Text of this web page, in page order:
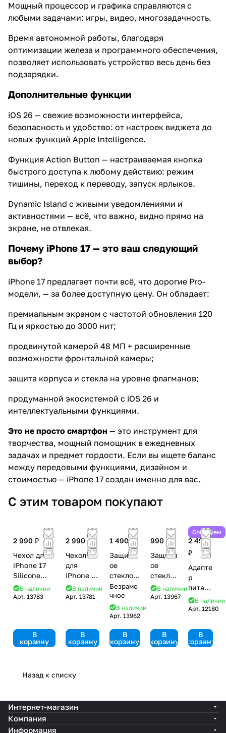
Мощный процессор и графика справляются с
любыми задачами: игры, видео, многозадачность.
Время автономной работы, благодаря
оптимизации железа и программного обеспечения,
позволяет использовать устройство весь день без
подзарядки.
Дополнительные функции
iOS 26 — свежие возможности интерфейса,
безопасность и удобство: от настроек виджета до
новых функций Apple Intelligence.
Функция Action Button — настраиваемая кнопка
быстрого доступа к любому действию: режим
тишины, переход к переводу, запуск ярлыков.
Dynamic Island с живыми уведомлениями и
активностями — всё, что важно, видно прямо на
экране, не отвлекая.
Почему iPhone 17 — это ваш следующий
выбор?
iPhone 17 предлагает почти всё, что дорогие Pro-
модели, — за более доступную цену. Он обладает:
премиальным экраном с частотой обновления 120
Гц и яркостью до 3000 нит;
продвинутой камерой 48 МП + расширенные
возможности фронтальной камеры;
защита корпуса и стекла на уровне флагманов;
продуманной экосистемой с iOS 26 и
интеллектуальными функциями.
Это не просто смартфон — это инструмент для
творчества, мощный помощник в ежедневных
задачах и предмет гордости. Если вы ищете баланс
между передовыми функциями, дизайном и
стоимостью — iPhone 17 создан именно для вас.
С этим товаром покупают
2 990 ₽
Чехол для
iPhone 17
Silicone
Case with
MagSafe
В наличии
Арт. 13783
В
корзину
2 990 ₽
Чехол
для
iPhone 17
Clear
Case
В наличии
Арт.13781
В
корзину
1 490 ₽
Защитн
ое
стекло
Keephon
e для
iPhone
17
Безрамо
чное
В наличии
Арт. 13962
В
корзину
990 ₽
Защитн
ое
стекло
Remax
для
В наличии
Арт.13967
В
корзину
Советуем
2 490
₽
Адапте
р
питан
ия
Apple
20W
В наличии
Арт.12180
В
корзину
Назад к списку
Интернет-магазин
Компания
Информация